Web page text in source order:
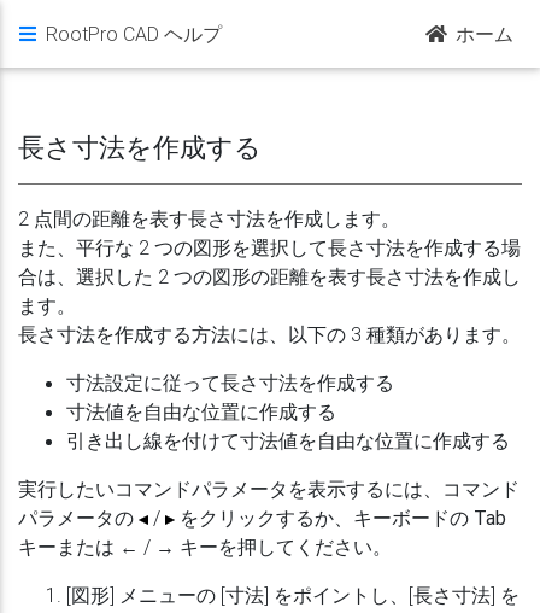
RootPro CAD ヘルプ ホーム
長さ寸法を作成する
2 点間の距離を表す長さ寸法を作成します。
また、平行な 2 つの図形を選択して長さ寸法を作成する場
合は、選択した 2 つの図形の距離を表す長さ寸法を作成し
ます。
長さ寸法を作成する方法には、以下の 3 種類があります。
寸法設定に従って長さ寸法を作成する
寸法値を自由な位置に作成する
引き出し線を付けて寸法値を自由な位置に作成する
実行したいコマンドパラメータを表示するには、コマンド
パラメータの
/ をクリックするか、キーボードの Tab
キーまたは ← / → キーを押してください。
[図形] メニューの [寸法] をポイントし、[長さ寸法] を